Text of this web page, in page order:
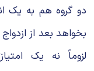
دو گروه هم به یک
بخواهد بعد از
لزوماً نه یک